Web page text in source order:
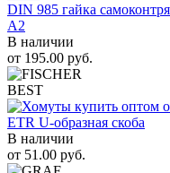
DIN 985 гайка
A2
В наличии
от 195.00 руб.
BEST
ETR U-образная скоба
В наличии
от 51.00 руб.